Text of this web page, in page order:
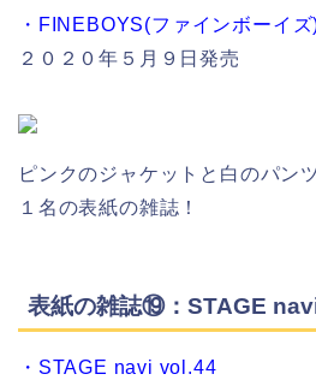
・FINEBOYS(ファインボーイ
２０２０年５月９日発売
ピンクのジャケットと白のパン
１名の表紙の雑誌！
表紙の雑誌⑲：STAGE
・STAGE navi vol.44